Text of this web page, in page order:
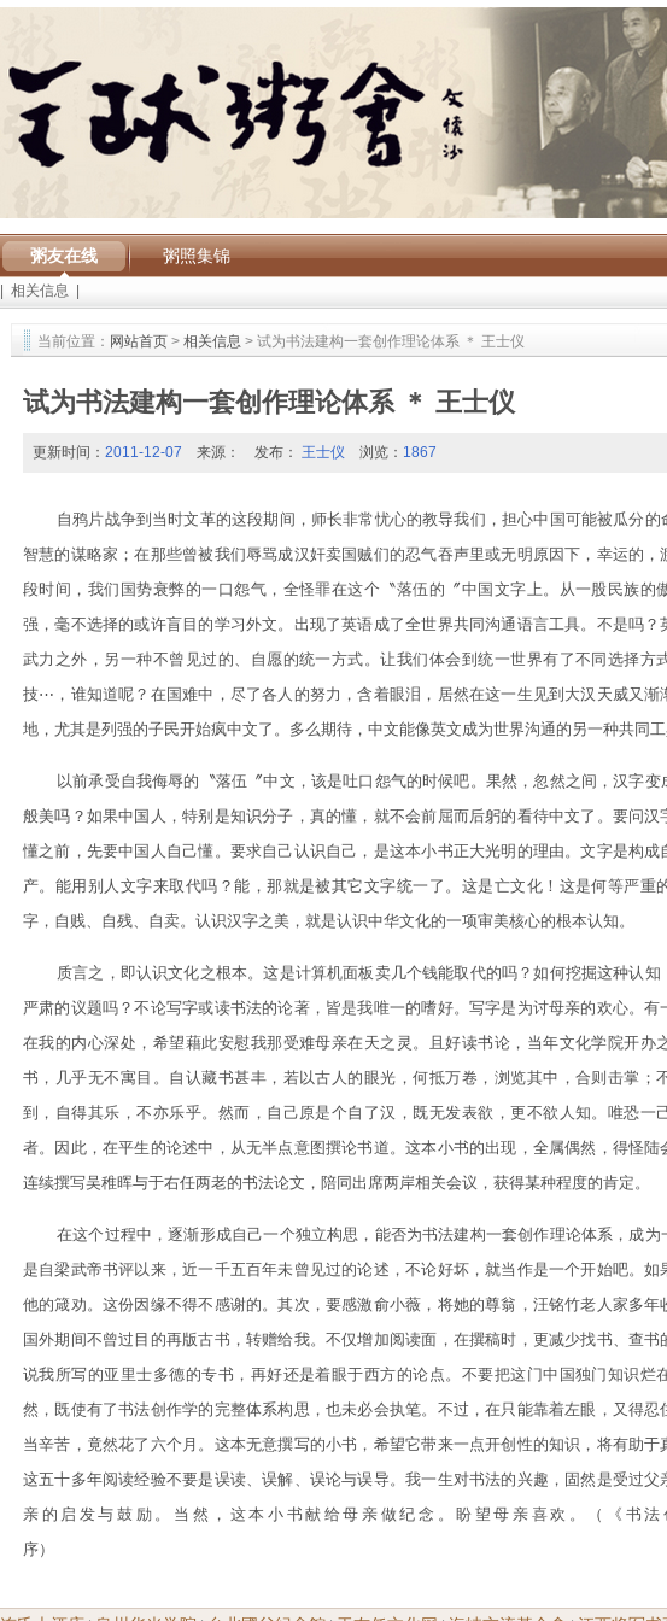
粥友在线 粥照集锦
相关信息
当前位置： 网站首页 > 相关信息 > 试为书法建构一套创作理论体系 ＊ 王士仪
试为书法建构一套创作理论体系 ＊ 王士仪
更新时间： 2011-12-07 来源： 发布： 王士仪 浏览： 1867
自鸦片战争到当时文革的这段期间，师长非常忧心的教导我们，担心中国可能被瓜分
智慧的谋略家；在那些曾被我们辱骂成汉奸卖国贼们的忍气吞声里或无明原因下，幸运的
段时间，我们国势衰弊的一口怨气，全怪罪在这个〝落伍的〞中国文字上。从一股民族的
强，毫不选择的或许盲目的学习外文。出现了英语成了全世界共同沟通语言工具。不是吗
武力之外，另一种不曾见过的、自愿的统一方式。让我们体会到统一世界有了不同选择方
技⋯，谁知道呢？在国难中，尽了各人的努力，含着眼泪，居然在这一生见到大汉天威又渐
地，尤其是列强的子民开始疯中文了。多么期待，中文能像英文成为世界沟通的另一种共同工
以前承受自我侮辱的〝落伍〞中文，该是吐口怨气的时候吧。果然，忽然之间，汉字
般美吗？如果中国人，特别是知识分子，真的懂，就不会前屈而后躬的看待中文了。要问
懂之前，先要中国人自己懂。要求自己认识自己，是这本小书正大光明的理由。文字是构成
产。能用别人文字来取代吗？能，那就是被其它文字统一了。这是亡文化！这是何等严重
字，自贱、自残、自卖。认识汉字之美，就是认识中华文化的一项审美核心的根本认知。
质言之，即认识文化之根本。这是计算机面板卖几个钱能取代的吗？如何挖掘这种认
严肃的议题吗？不论写字或读书法的论著，皆是我唯一的嗜好。写字是为讨母亲的欢心。有
在我的内心深处，希望藉此安慰我那受难母亲在天之灵。且好读书论，当年文化学院开办
书，几乎无不寓目。自认藏书甚丰，若以古人的眼光，何抵万卷，浏览其中，合则击掌；
到，自得其乐，不亦乐乎。然而，自己原是个自了汉，既无发表欲，更不欲人知。唯恐一
者。因此，在平生的论述中，从无半点意图撰论书道。这本小书的出现，全属偶然，得怪陆
连续撰写吴稚晖与于右任两老的书法论文，陪同出席两岸相关会议，获得某种程度的肯定。
在这个过程中，逐渐形成自己一个独立构思，能否为书法建构一套创作理论体系，成
是自梁武帝书评以来，近一千五百年未曾见过的论述，不论好坏，就当作是一个开始吧。
他的箴劝。这份因缘不得不感谢的。其次，要感激俞小薇，将她的尊翁，汪铭竹老人家多
国外期间不曾过目的再版古书，转赠给我。不仅增加阅读面，在撰稿时，更减少找书、查
说我所写的亚里士多德的专书，再好还是着眼于西方的论点。不要把这门中国独门知识烂
然，既使有了书法创作学的完整体系构思，也未必会执笔。不过，在只能靠着左眼，又得忍
当辛苦，竟然花了六个月。这本无意撰写的小书，希望它带来一点开创性的知识，将有助
这五十多年阅读经验不要是误读、误解、误论与误导。我一生对书法的兴趣，固然是受过
亲的启发与鼓励。当然，这本小书献给母亲做纪念。盼望母亲喜欢。（《书法
序）